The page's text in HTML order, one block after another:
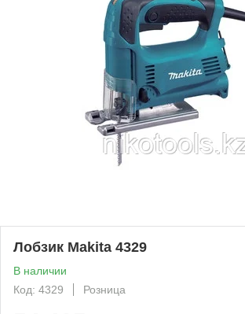
Лобзик Makita 4329
В наличии
Код: 4329
Розница